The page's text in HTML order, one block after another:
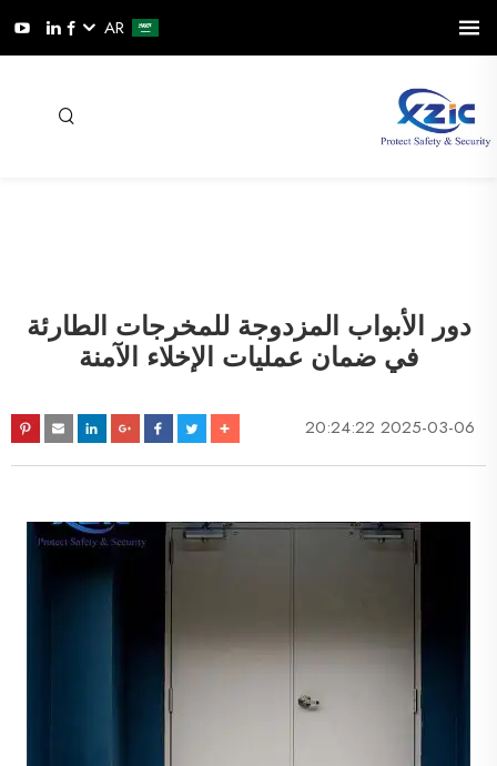
AR
دور الأبواب المزدوجة للمخرجات الطارئة
في ضمان عمليات الإخلاء الآمنة
2025-03-06 20:24:22